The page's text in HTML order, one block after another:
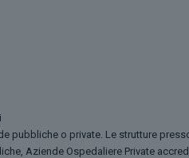
pubbliche o private. Le strutture
Aziende Ospedaliere Private